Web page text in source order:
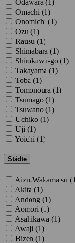
Odawara (1 )
Omachi (1)
Onomichi (1)
Ozu (1)
Rausu (1)
Shimabara (1)
Shirakawa-go (1)
Takayama (1)
Toba (1)
Tomonoura (1)
Tsumago (1)
Tsuwano (1)
Uchiko (1)
Uji (1)
Yoichi (1)
Städte
Aizu-Wakamatsu (1
Akita (1)
Andong (1)
Aomori (1)
Asahikawa (1)
Awaji (1)
Bizen (1)